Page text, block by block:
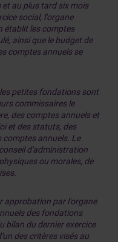
et au plus tard six mois
social, l'organe
établit les comptes
ainsi que le budget de
comptes annuels se
petites fondations sont
commissaires le
des comptes annuels et
et des statuts, des
annuels. Le
d'administration
ou morales, de
approbation par l'organe
des fondations
bilan du dernier exercice
des critères visés au